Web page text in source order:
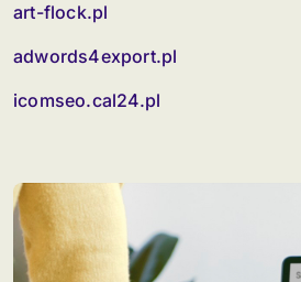
art-flock.pl
adwords4export.pl
icomseo.cal24.pl